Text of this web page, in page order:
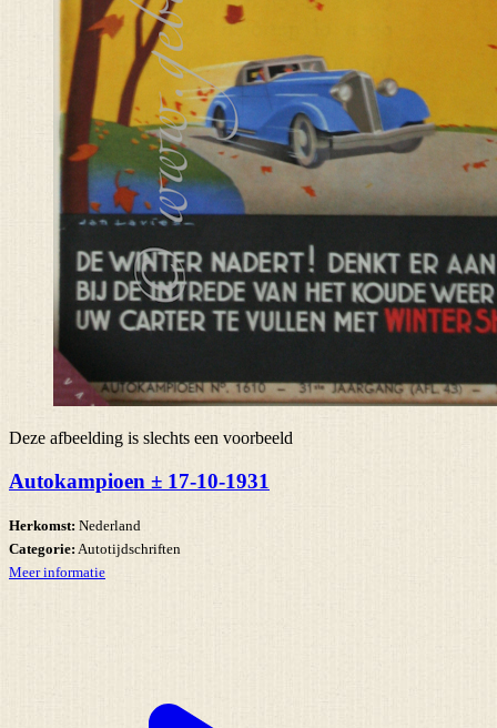
Deze afbeelding is slechts een voorbeeld
Autokampioen ± 17-10-1931
Herkomst: Nederland
Categorie: Autotijdschriften
Meer informatie